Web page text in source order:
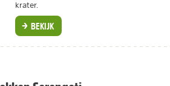
krater.
BEKIJK